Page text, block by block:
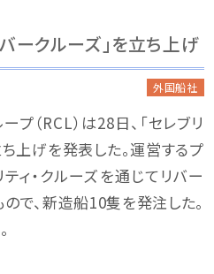
バークルーズ」を立ち上げ
外国船社
プ（RCL）は28日、「セレブリ
ち上げを発表した。運営するプ
ティ・クルーズを通じてリバー
で、新造船10隻を発注した。